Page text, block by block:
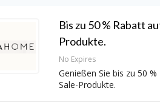
Bis zu 50 % Rabatt
Produkte.
No Expires
Genießen Sie bis zu 50
Sale-Produkte.